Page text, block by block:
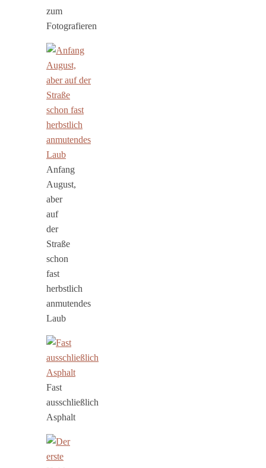
zum
Fotografieren
Anfang
August,
aber
auf
der
Straße
schon
fast
herbstlich
anmutendes
Laub
Fast
ausschließlich
Asphalt